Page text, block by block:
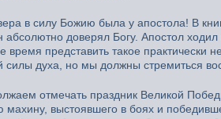
в силу Божию была у апостола! В
доверял Богу. Апостол
время представить такое
силы духа, но мы должны стремиться
отмечать праздник Великой
махину, выстоявшего в боях и